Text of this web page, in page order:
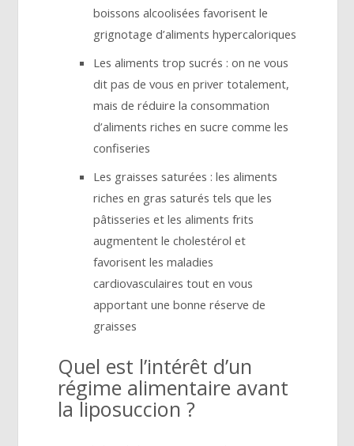
boissons alcoolisées favorisent le
grignotage d’aliments hypercaloriques
Les aliments trop sucrés : on ne vous
dit pas de vous en priver totalement,
mais de réduire la consommation
d’aliments riches en sucre comme les
confiseries
Les graisses saturées : les aliments
riches en gras saturés tels que les
pâtisseries et les aliments frits
augmentent le cholestérol et
favorisent les maladies
cardiovasculaires tout en vous
apportant une bonne réserve de
graisses
Quel est l’intérêt d’un
régime alimentaire avant
la liposuccion ?